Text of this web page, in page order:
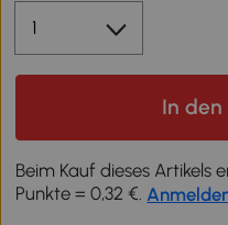
In den
Beim Kauf dieses Artikels
Punkte = 0,32 €.